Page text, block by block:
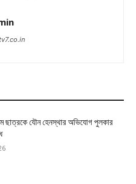
ছাত্রকে যৌন হেনস্থার অভিযোগ পুলকার